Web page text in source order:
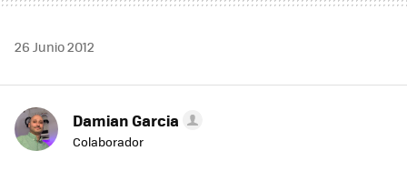
26 Junio 2012
Damian Garcia
Colaborador